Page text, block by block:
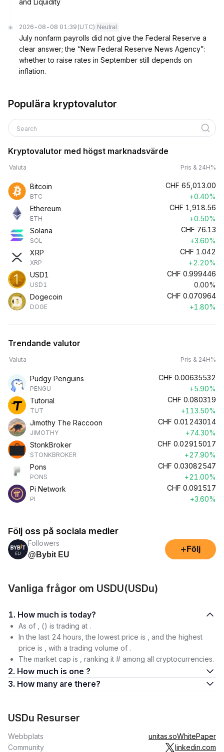
and Liquidity
2026-08-08 01:39 (UTC) Neutral
July nonfarm payrolls did not give the Federal Reserve a
clear answer; the “New Federal Reserve News Agency”:
whether to raise rates in September still depends on
inflation.
Populära kryptovalutor
Search
Kryptovalutor med högst marknadsvärde
Valuta Pris & 24H%
Bitcoin
BTC
CHF 65,013.00
+0.40%
Ethereum
ETH
CHF 1,918.56
+0.50%
Solana
SOL
CHF 76.13
+3.60%
XRP
XRP
CHF 1.042
+2.20%
USD1
USD1
CHF 0.999446
0.00%
Dogecoin
DOGE
CHF 0.070964
+1.80%
Trendande valutor
Valuta Pris & 24H%
Pudgy Penguins
PENGU
CHF 0.00635532
+5.90%
Tutorial
TUT
CHF 0.080319
+113.50%
Jimothy The Raccoon
JIMOTHY
CHF 0.01243014
+74.30%
StonkBroker
STONKBROKER
CHF 0.02915017
+27.90%
Pons
PONS
CHF 0.03082547
+21.00%
Pi Network
PI
CHF 0.091517
+3.60%
Följ oss på sociala medier
Followers
@Bybit EU
+ Följ
Vanliga frågor om USDU(USDu)
1. How much is today?
As of , () is trading at .
In the last 24 hours, the lowest price is , and the highest
price is , with a trading volume of .
The market cap is , ranking it # among all cryptocurrencies.
2. How much is one ?
3. How many are there?
USDu Resurser
Webbplats unitas.soWhitePaper
Community
linkedin.com